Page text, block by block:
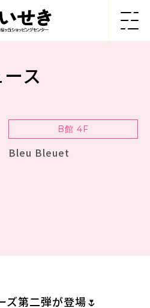
ス
B館 4F
Bleu Bleuet
ズ第二弾が登場🌷